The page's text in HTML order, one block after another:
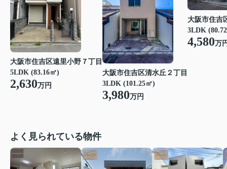
大阪市住吉区遠里小野７丁目
5LDK (83.16㎡)
2,630万円
大阪市住吉区清水丘２丁目
3LDK (101.25㎡)
3,980万円
大阪市住吉
3LDK
4,580万
よく見られている物件